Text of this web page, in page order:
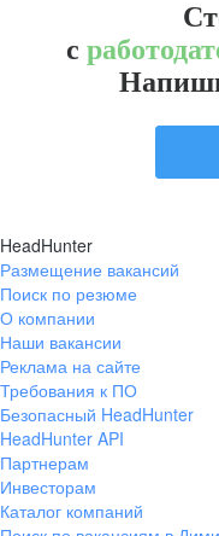
с
HeadHunter
Размещение вакансий
Поиск по резюме
О компании
Наши вакансии
Реклама на сайте
Требования к ПО
Безопасный HeadHunter
HeadHunter API
Партнерам
Инвесторам
Каталог компаний